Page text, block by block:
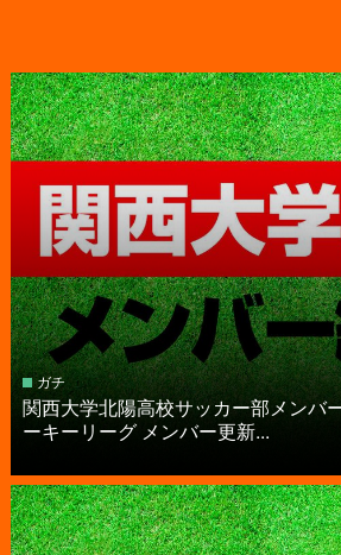
ガチ
関西大学北陽高校サッカー部メンバ
ーキーリーグ メンバー更新...